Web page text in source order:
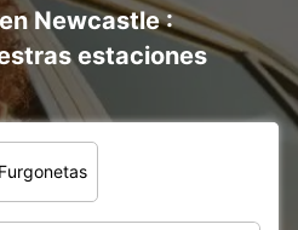
Newcastle :
estaciones
Furgonetas